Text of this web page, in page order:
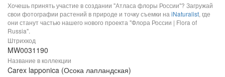
Хочешь принять участие в создании "Атласа флоры России"? Загружай
свои фотографии растений в природе и точку съемки на iNaturalist, где
они станут частью нашего нового проекта "Флора России | Flora of
Russia".
Штрихкод
MW0031190
Название в коллекции
Carex lapponica (Осока лапландская)